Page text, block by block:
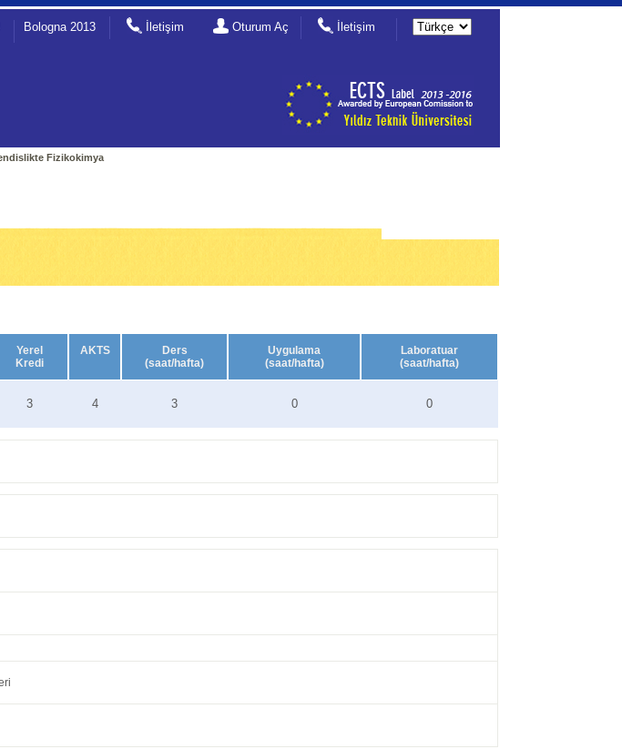
Bologna 2013 İletişim Oturum Aç İletişim
Fizikokimya
Yerel
Kredi
AKTS
Ders
(saat/hafta)
Uygulama
(saat/hafta)
Laboratuar
(saat/hafta)
3 4 3 0 0